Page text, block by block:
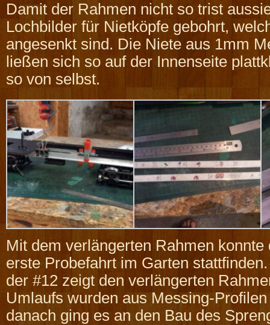
Damit der Rahmen nicht so trist
Lochbilder für Nietköpfe gebohrt,
angesenkt sind. Die Niete aus 1mm
ließen sich so auf der Innenseite
so von selbst.
Mit dem verlängerten Rahmen konnte
erste Probefahrt im Garten
der #12 zeigt den verlängerten
Umlaufs wurden aus Messing-
danach ging es an den Bau des